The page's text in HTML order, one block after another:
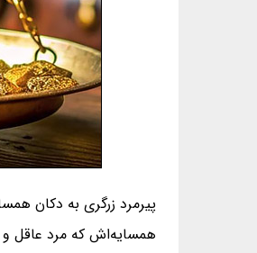
پیرمرد زرگری به دکان
همسایه‌اش که مرد عاقل و